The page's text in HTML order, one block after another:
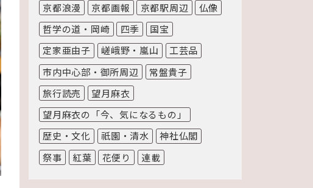
京都浪漫
京都画報 京都駅周辺
仏像
哲学の道・岡崎
四季
国宝
定家亜由子
嵯峨野・嵐山
工芸品
市内中心部・御所周辺
常盤貴子
旅行読売
望月麻衣
望月麻衣の「今、気になるもの」
歴史・文化
祇園・清水
神社仏閣
祭事
紅葉 花便り 連載